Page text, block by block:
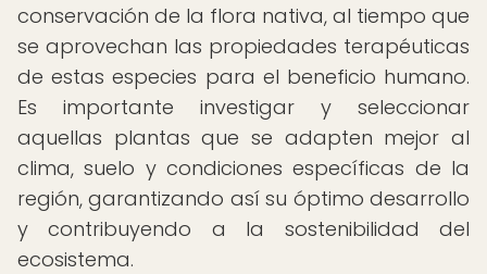
conservación de la flora nativa, al tiempo que
se aprovechan las propiedades terapéuticas
de estas especies para el beneficio humano.
Es importante investigar y seleccionar
aquellas plantas que se adapten mejor al
clima, suelo y condiciones específicas de la
región, garantizando así su óptimo desarrollo
y contribuyendo a la sostenibilidad del
ecosistema.